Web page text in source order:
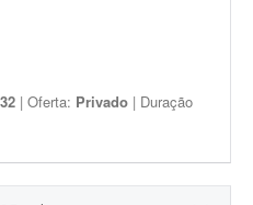
| Oferta: Privado | Duração